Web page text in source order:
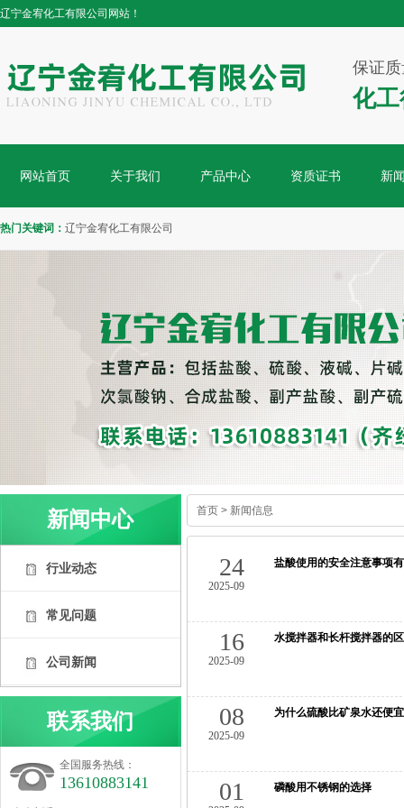
辽宁金宥化工有限公司网站！
保证
化
网站首页 关于我们 产品中心 资质证书 新
热门关键词： 辽宁金宥化工有限公司
首页 > 新闻信息
24
2025-09
盐酸使用的安全注意事项
16
2025-09
水搅拌器和长杆搅拌器的
08
2025-09
为什么硫酸比矿泉水还便
01 磷酸用不锈钢的选择
新闻中心
行业动态
常见问题
公司新闻
联系我们
全国服务热线：
13610883141